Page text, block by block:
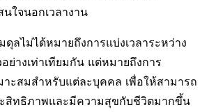
ใจนอกเวลางาน
ดุลไม่ได้หมายถึงการแบ่งเวลาระหว่าง
ย่างเท่าเทียมกัน แต่หมายถึงการ
ะสมสำหรับแต่ละบุคคล เพื่อให้สามารถ
สิทธิภาพและมีความสุขกับชีวิตมากขึ้น